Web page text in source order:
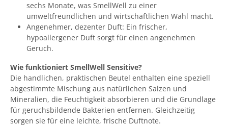
sechs Monate, was SmellWell zu einer
umweltfreundlichen und wirtschaftlichen Wahl macht.
Angenehmer, dezenter Duft: Ein frischer,
hypoallergener Duft sorgt für einen angenehmen
Geruch.
Wie funktioniert SmellWell Sensitive?
Die handlichen, praktischen Beutel enthalten eine speziell
abgestimmte Mischung aus natürlichen Salzen und
Mineralien, die Feuchtigkeit absorbieren und die Grundlage
für geruchsbildende Bakterien entfernen. Gleichzeitig
sorgen sie für eine leichte, frische Duftnote.